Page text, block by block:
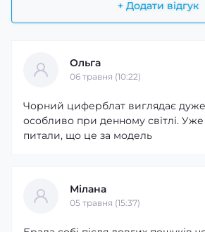
+ Додати відгук
Ольга
06 травня (10:22)
Чорний циферблат виглядає
особливо при денному світлі. Уже
питали, що це за модель
Мілана
05 травня (15:37)